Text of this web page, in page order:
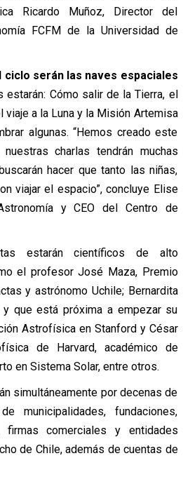
Ricardo Muñoz, Director del
FCFM de la Universidad de
ciclo serán las naves espaciales
estarán: Cómo salir de la Tierra, el
viaje a la Luna y la Misión Artemisa
algunas. “Hemos creado este
charlas tendrán muchas
hacer que tanto las niñas,
viajar el espacio”, concluye Elise
y CEO del Centro de
estarán científicos de alto
el profesor José Maza, Premio
y astrónomo Uchile; Bernardita
que está próxima a empezar su
Astrofísica en Stanford y César
de Harvard, académico de
en Sistema Solar, entre otros.
simultáneamente por decenas de
municipalidades, fundaciones,
firmas comerciales y entidades
de Chile, además de cuentas de